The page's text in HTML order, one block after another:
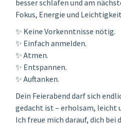
besser schlafen und am
Fokus, Energie und
✨ Keine Vorkenntnisse nötig.
✨ Einfach anmelden.
✨ Atmen.
✨ Entspannen.
✨ Auftanken.
Dein Feierabend darf sich
gedacht ist – erholsam, leicht
Ich freue mich darauf, dich bei